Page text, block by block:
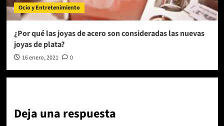
Ocio y Entretenimiento
¿Por qué las joyas de acero son consideradas las nuevas
joyas de plata?
16 enero, 2021 0
Deja una respuesta